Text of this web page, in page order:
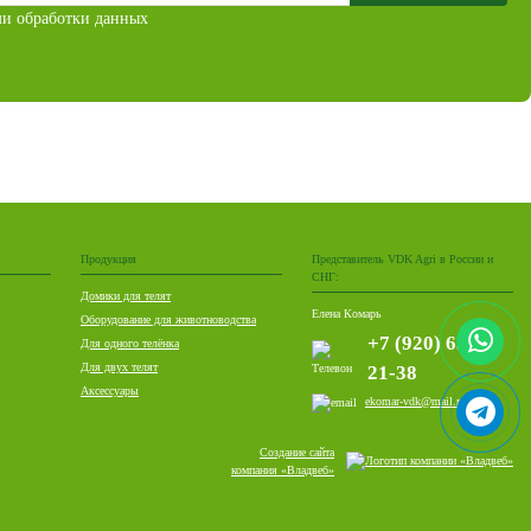
обработки данных
Продукция
Домики для телят
Оборудование для животноводства
Для одного телёнка
Для двух телят
Аксессуары
Представитель VDK Agri в России и
СНГ:
Елена Комарь
+7 (920) 636-
21-38
ekomar-vdk@mail.ru
Создание сайта
компания «Владвеб»